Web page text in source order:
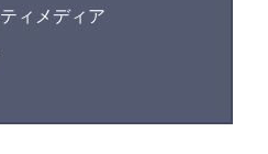
ィメディア